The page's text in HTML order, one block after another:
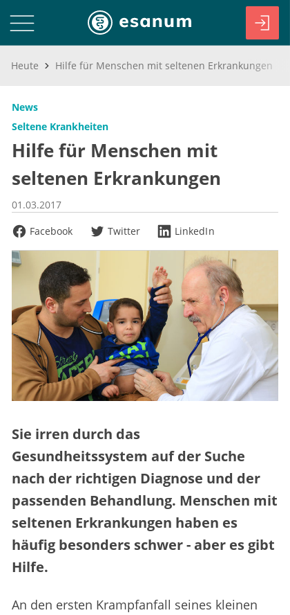
Heute Hilfe für Menschen mit seltenen Erkrankungen
News
Seltene Krankheiten
Hilfe für Menschen mit
seltenen Erkrankungen
01.03.2017
Facebook
Twitter LinkedIn
Sie irren durch das
Gesundheitssystem auf der Suche
nach der richtigen Diagnose und der
passenden Behandlung. Menschen mit
seltenen Erkrankungen haben es
häufig besonders schwer - aber es gibt
Hilfe.
An den ersten Krampfanfall seines kleinen